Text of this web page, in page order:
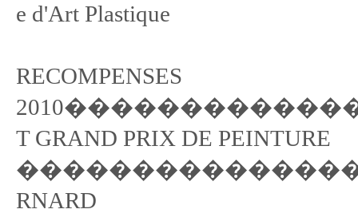
e d'Art Plastique
RECOMPENSES
2010����������������
T GRAND PRIX DE PEINTURE
RNARD